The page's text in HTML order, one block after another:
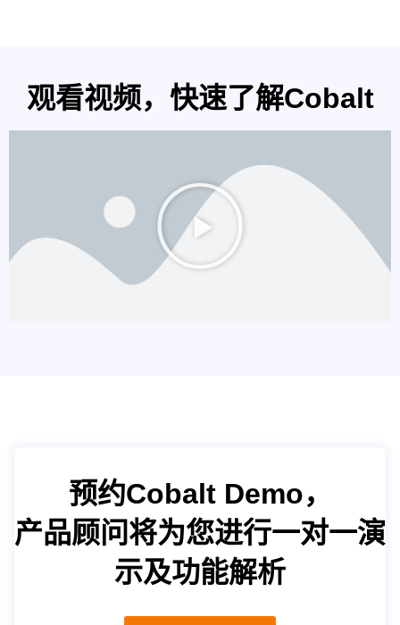
观看视频，快速了解Cobalt
预约Cobalt Demo，
产品顾问将为您进行一对一演
示及功能解析